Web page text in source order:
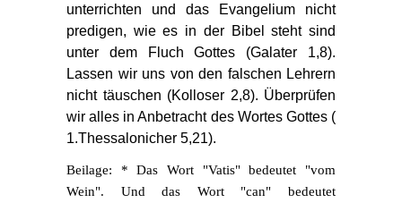
unterrichten und das Evangelium nicht
predigen, wie es in der Bibel steht sind
unter dem Fluch Gottes (Galater 1,8).
Lassen wir uns von den falschen Lehrern
nicht täuschen (Kolloser 2,8). Überprüfen
wir alles in Anbetracht des Wortes Gottes (
1.Thessalonicher 5,21).
Beilage: * Das Wort "Vatis" bedeutet "vom
Wein". Und das Wort "can" bedeutet